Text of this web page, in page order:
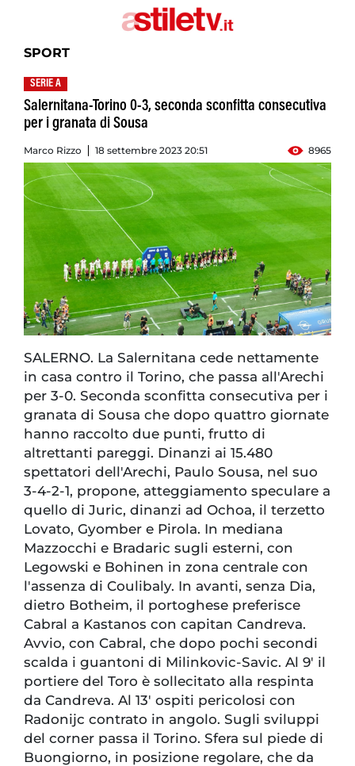
SPORT
SERIE A
Salernitana-Torino 0-3, seconda sconfitta consecutiva
per i granata di Sousa
Marco Rizzo 18 settembre 2023 20:51 8965
SALERNO. La Salernitana cede nettamente
in casa contro il Torino, che passa all'Arechi
per 3-0. Seconda sconfitta consecutiva per i
granata di Sousa che dopo quattro giornate
hanno raccolto due punti, frutto di
altrettanti pareggi. Dinanzi ai 15.480
spettatori dell'Arechi, Paulo Sousa, nel suo
3-4-2-1, propone, atteggiamento speculare a
quello di Juric, dinanzi ad Ochoa, il terzetto
Lovato, Gyomber e Pirola. In mediana
Mazzocchi e Bradaric sugli esterni, con
Legowski e Bohinen in zona centrale con
l'assenza di Coulibaly. In avanti, senza Dia,
dietro Botheim, il portoghese preferisce
Cabral a Kastanos con capitan Candreva.
Avvio, con Cabral, che dopo pochi secondi
scalda i guantoni di Milinkovic-Savic. Al 9' il
portiere del Toro è sollecitato alla respinta
da Candreva. Al 13' ospiti pericolosi con
Radonijc contrato in angolo. Sugli sviluppi
del corner passa il Torino. Sfera sul piede di
Buongiorno, in posizione regolare, che da